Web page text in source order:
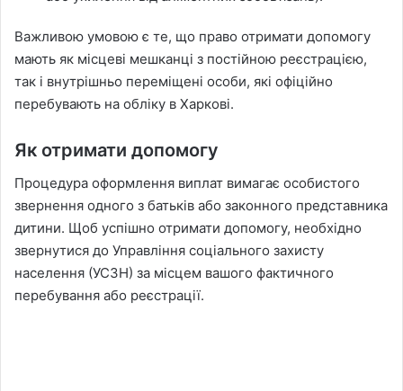
Важливою умовою є те, що право отримати допомогу
мають як місцеві мешканці з постійною реєстрацією,
так і внутрішньо переміщені особи, які офіційно
перебувають на обліку в Харкові.
Як отримати допомогу
Процедура оформлення виплат вимагає особистого
звернення одного з батьків або законного представника
дитини. Щоб успішно отримати допомогу, необхідно
звернутися до Управління соціального захисту
населення (УСЗН) за місцем вашого фактичного
перебування або реєстрації.